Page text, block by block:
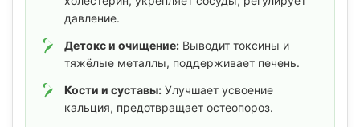
давление.
Детокс и очищение: Выводит токсины и
тяжёлые металлы, поддерживает печень.
Кости и суставы: Улучшает усвоение
кальция, предотвращает остеопороз.